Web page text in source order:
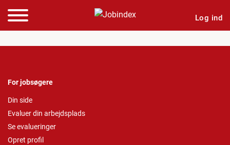
Log ind
For jobsøgere
Din side
Evaluer din arbejdsplads
Se evalueringer
Opret profil